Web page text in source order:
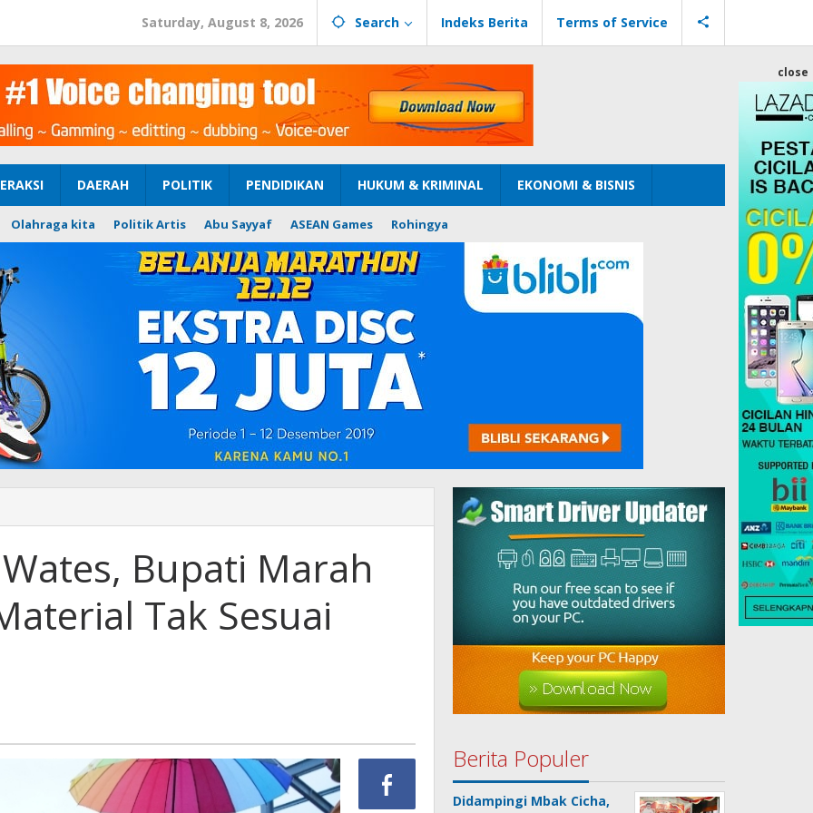
Saturday, August 8, 2026 Search Indeks Berita Terms of Service
DAERAH POLITIK PENDIDIKAN HUKUM & KRIMINAL EKONOMI & BISNIS
Olahraga kita Politik Artis Abu Sayyaf ASEAN Games Rohingya
close
Bupati Marah
Tak Sesuai
Berita Populer
Didampingi Mbak Cicha,